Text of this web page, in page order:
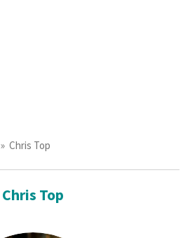
» Chris Top
Chris Top